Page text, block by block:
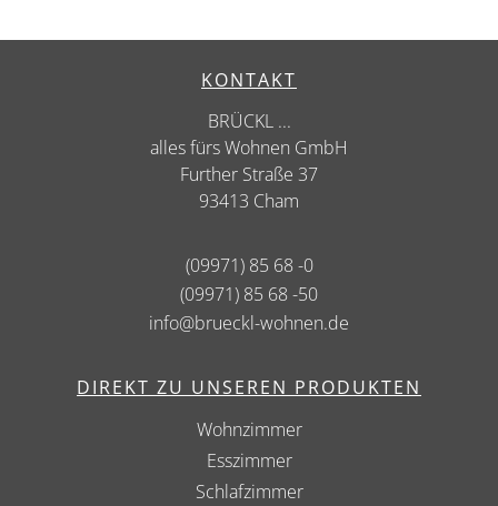
KONTAKT
BRÜCKL ...
alles fürs Wohnen GmbH
Further Straße 37
93413 Cham
(09971) 85 68 -0
(09971) 85 68 -50
info@brueckl-wohnen.de
DIREKT ZU UNSEREN PRODUKTEN
Wohnzimmer
Esszimmer
Schlafzimmer